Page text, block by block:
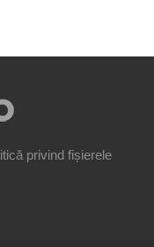
privind fișierele